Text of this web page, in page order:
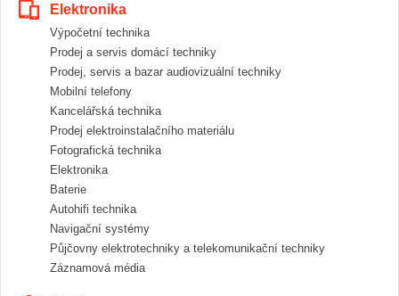
Elektronika
Výpočetní technika
Prodej a servis domácí techniky
Prodej, servis a bazar audiovizuální techniky
Mobilní telefony
Kancelářská technika
Prodej elektroinstalačního materiálu
Fotografická technika
Elektronika
Baterie
Autohifi technika
Navigační systémy
Půjčovny elektrotechniky a telekomunikační techniky
Záznamová média